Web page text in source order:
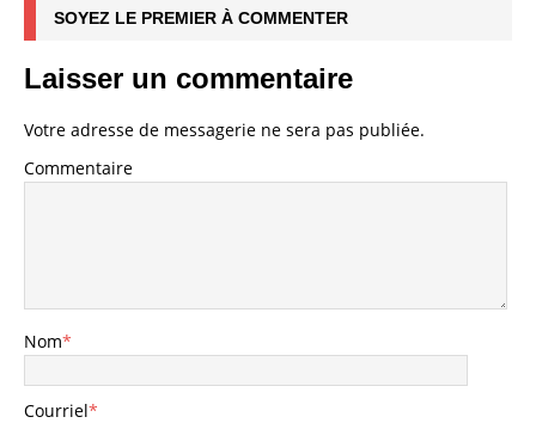
SOYEZ LE PREMIER À COMMENTER
Laisser un commentaire
Votre adresse de messagerie ne sera pas publiée.
Commentaire
Nom*
Courriel*